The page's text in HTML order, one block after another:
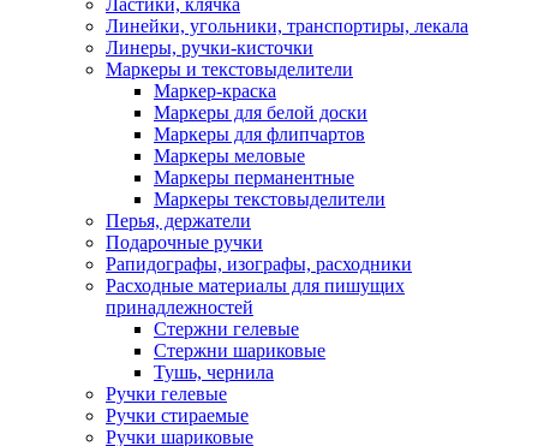
Линейки, угольники, транспортиры, лекала
Линеры, ручки-кисточки
Маркеры и текстовыделители
Маркер-краска
Маркеры для белой доски
Маркеры для флипчартов
Маркеры меловые
Маркеры перманентные
Маркеры текстовыделители
Перья, держатели
Подарочные ручки
Рапидографы, изографы, расходники
Расходные материалы для пишущих
принадлежностей
Стержни гелевые
Стержни шариковые
Тушь, чернила
Ручки гелевые
Ручки стираемые
Ручки шариковые